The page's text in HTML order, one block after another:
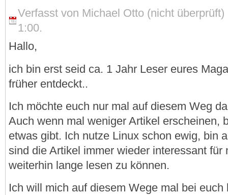
Verfasst von Michael Otto (nicht
1:00.
Hallo,
ich bin erst seid ca. 1 Jahr Leser eures
früher entdeckt..
Ich möchte euch nur mal auf diesem Weg
Auch wenn mal weniger Artikel erscheinen,
etwas gibt. Ich nutze Linux schon ewig, bin
sind die Artikel immer wieder interessant für
weiterhin lange lesen zu können.
Ich will mich auf diesem Wege mal bei